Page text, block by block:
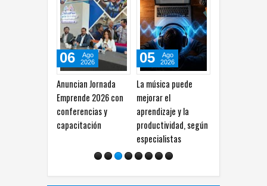
Anuncian Jornada
Emprende 2026 con
conferencias y
capacitación
La música puede
mejorar el
aprendizaje y la
productividad, según
especialistas
05
Ago
Localizan cuerpo con
en Granjas
Sacramento
05